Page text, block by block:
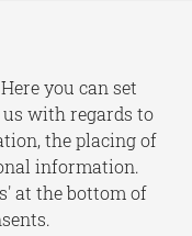
Wijk:
you can set
with regards to
the placing of
information.
at the bottom of